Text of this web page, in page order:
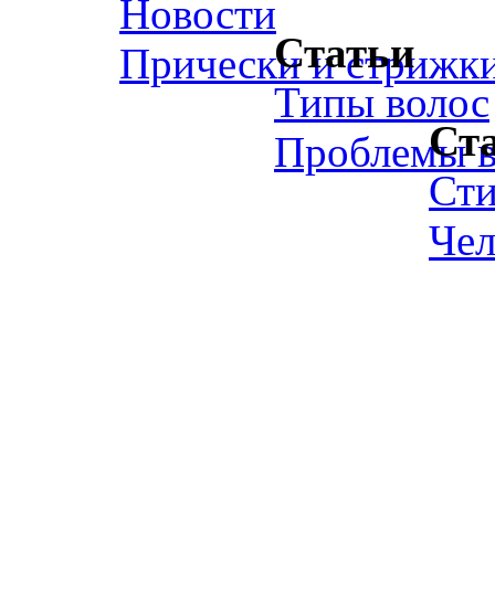
Новости
Прически иСтатьи
Типы волос
Проблемы